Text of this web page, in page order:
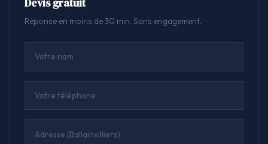
Devis gratuit
Réponse en moins de 30 min. Sans engagement.